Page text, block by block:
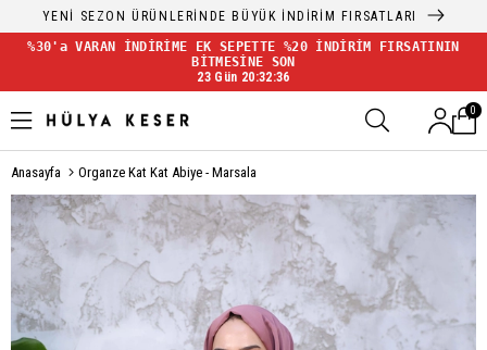
YENİ SEZON ÜRÜNLERİNDE BÜYÜK İNDİRİM FIRSATLARI
%30'a VARAN İNDİRİME EK SEPETTE %20 İNDİRİM FIRSATININ
BİTMESİNE SON
23 Gün 20:32:35
0
Anasayfa Organze Kat Kat Abiye - Marsala